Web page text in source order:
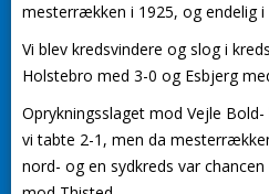
mesterrækken i 1925, og endelig
Vi blev kredsvindere og slog i
Holstebro med 3-0 og Esbjerg
Oprykningsslaget mod Vejle
vi tabte 2-1, men da
nord- og en sydkreds var